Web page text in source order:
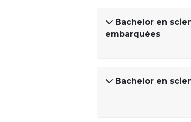
Bachelor en
embarquées
Bachelor en